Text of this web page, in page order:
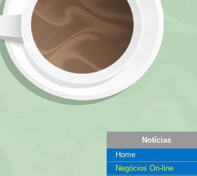
Notícias
Home
Negócios On-line